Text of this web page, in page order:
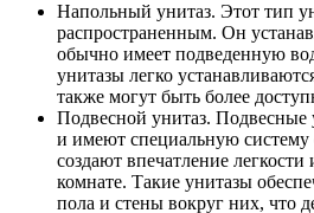
Напольный унитаз. Этот тип
распространенным. Он
обычно имеет подведенную
унитазы легко
также могут быть более
Подвесной унитаз. Подвесные
и имеют специальную
создают впечатление
комнате. Такие унитазы
пола и стены вокруг них, что